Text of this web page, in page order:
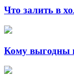
Что залить в
Кому выгодны